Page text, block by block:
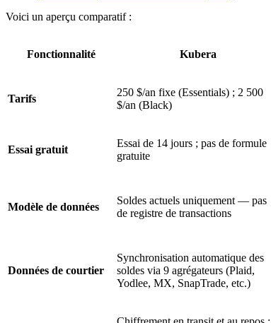
Voici un aperçu comparatif :
Fonctionnalité Kubera
Tarifs
250 $/an fixe (Essentials) ; 2 500
$/an (Black)
Essai gratuit
Essai de 14 jours ; pas de formule
gratuite
Modèle de données
Soldes actuels uniquement — pas
de registre de transactions
Données de courtier
Synchronisation automatique des
soldes via 9 agrégateurs (Plaid,
Yodlee, MX, SnapTrade, etc.)